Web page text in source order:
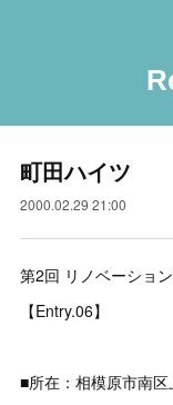
町田ハイツ
2000.02.29 21:00
第2回 リノベーショ
【Entry.06】
■所在：相模原市南